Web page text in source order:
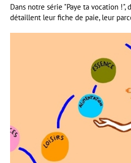
Dans notre série "Paye ta vocation !",
détaillent leur fiche de paie, leur